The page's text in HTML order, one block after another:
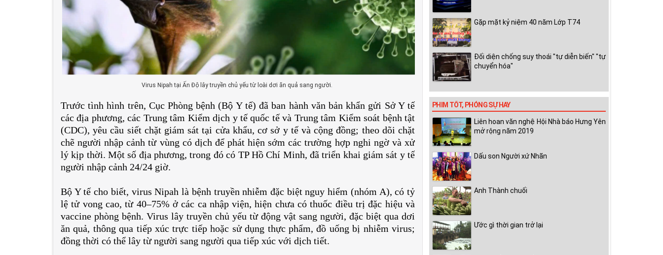
Virus Nipah tại Ấn Độ lây truyền chủ yếu từ loài dơi ăn quả sang người.
Trước tình hình trên, Cục Phòng bệnh (Bộ Y tế) đã ban hành văn bản khẩn gửi Sở Y tế
các địa phương, các Trung tâm Kiểm dịch y tế quốc tế và Trung tâm Kiểm soát bệnh tật
(CDC), yêu cầu siết chặt giám sát tại cửa khẩu, cơ sở y tế và cộng đồng; theo dõi chặt
chẽ người nhập cảnh từ vùng có dịch để phát hiện sớm các trường hợp nghi ngờ và xử
lý kịp thời. Một số địa phương, trong đó có TP Hồ Chí Minh, đã triển khai giám sát y tế
người nhập cảnh 24/24 giờ.
Bộ Y tế cho biết, virus Nipah là bệnh truyền nhiễm đặc biệt nguy hiểm (nhóm A), có tỷ
lệ tử vong cao, từ 40–75% ở các ca nhập viện, hiện chưa có thuốc điều trị đặc hiệu và
vaccine phòng bệnh. Virus lây truyền chủ yếu từ động vật sang người, đặc biệt qua dơi
ăn quả, thông qua tiếp xúc trực tiếp hoặc sử dụng thực phẩm, đồ uống bị nhiễm virus;
đồng thời có thể lây từ người sang người qua tiếp xúc với dịch tiết.
Gặp mặt kỷ niệm 40 năm Lớp T74
Đối diện chống suy thoái "tự diễn biến" "tự
chuyển hóa"
PHIM TỐT, PHÓNG SỰ HAY
Liên hoan văn nghệ Hội Nhà báo Hưng Yên
mở rộng năm 2019
Dấu son Người xứ Nhãn
Anh Thành chuối
Ước gì thời gian trở lại